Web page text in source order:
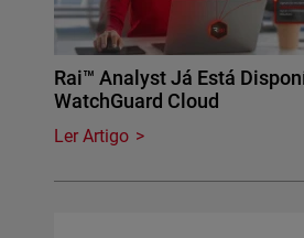
Rai™ Analyst Já Está
WatchGuard Cloud
Ler Artigo